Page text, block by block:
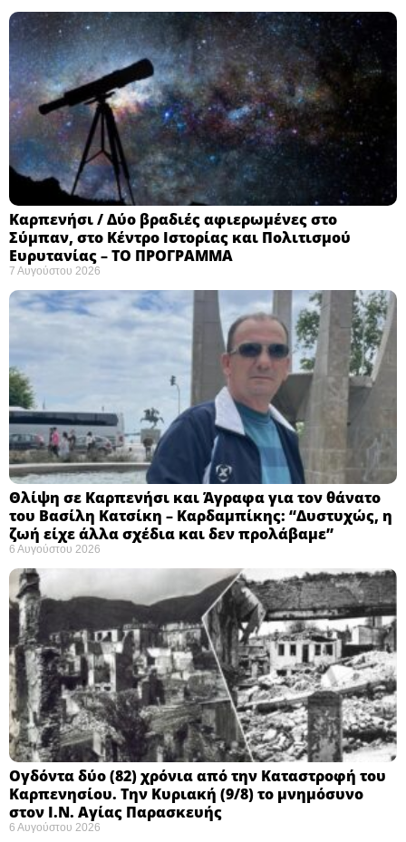
Καρπενήσι / Δύο βραδιές αφιερωμένες στο
Σύμπαν, στο Κέντρο Ιστορίας και Πολιτισμού
Ευρυτανίας – ΤΟ ΠΡΟΓΡΑΜΜΑ
7 Αυγούστου 2026
Θλίψη σε Καρπενήσι και Άγραφα για τον θάνατο
του Βασίλη Κατσίκη – Καρδαμπίκης: “Δυστυχώς, η
ζωή είχε άλλα σχέδια και δεν προλάβαμε”
6 Αυγούστου 2026
Ογδόντα δύο (82) χρόνια από την Καταστροφή του
Καρπενησίου. Την Κυριακή (9/8) το μνημόσυνο
στον Ι.Ν. Αγίας Παρασκευής
6 Αυγούστου 2026